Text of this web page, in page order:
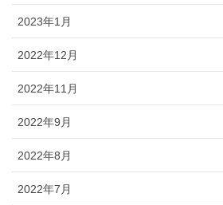
2023年1月
2022年12月
2022年11月
2022年9月
2022年8月
2022年7月